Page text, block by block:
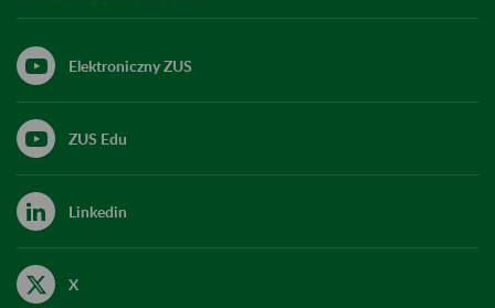
Elektroniczny ZUS
ZUS Edu
Linkedin
X